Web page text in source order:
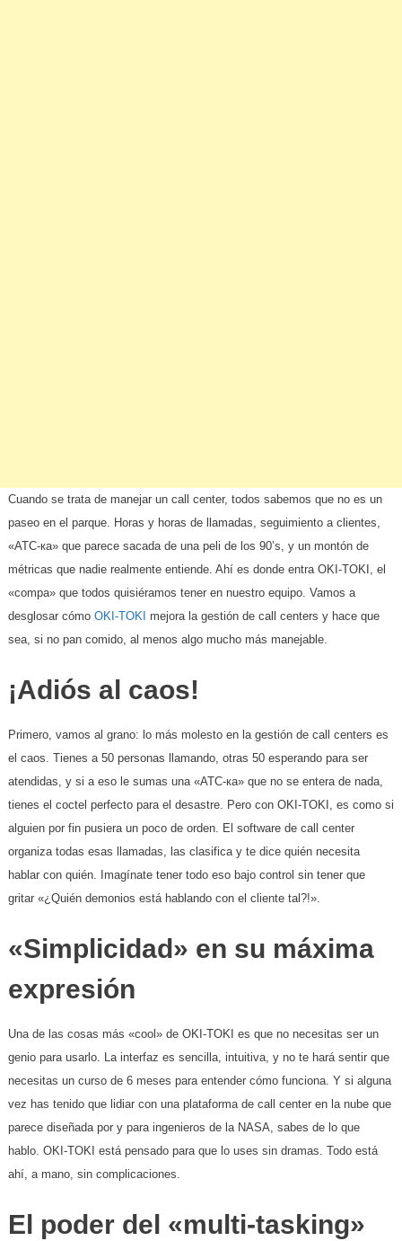
Cuando se trata de manejar un call center, todos sabemos que no es un
paseo en el parque. Horas y horas de llamadas, seguimiento a clientes,
«ATC-ка» que parece sacada de una peli de los 90’s, y un montón de
métricas que nadie realmente entiende. Ahí es donde entra OKI-TOKI, el
«compa» que todos quisiéramos tener en nuestro equipo. Vamos a
desglosar cómo OKI-TOKI mejora la gestión de call centers y hace que
sea, si no pan comido, al menos algo mucho más manejable.
¡Adiós al caos!
Primero, vamos al grano: lo más molesto en la gestión de call centers es
el caos. Tienes a 50 personas llamando, otras 50 esperando para ser
atendidas, y si a eso le sumas una «ATC-ка» que no se entera de nada,
tienes el coctel perfecto para el desastre. Pero con OKI-TOKI, es como si
alguien por fin pusiera un poco de orden. El software de call center
organiza todas esas llamadas, las clasifica y te dice quién necesita
hablar con quién. Imagínate tener todo eso bajo control sin tener que
gritar «¿Quién demonios está hablando con el cliente tal?!».
«Simplicidad» en su máxima
expresión
Una de las cosas más «cool» de OKI-TOKI es que no necesitas ser un
genio para usarlo. La interfaz es sencilla, intuitiva, y no te hará sentir que
necesitas un curso de 6 meses para entender cómo funciona. Y si alguna
vez has tenido que lidiar con una plataforma de call center en la nube que
parece diseñada por y para ingenieros de la NASA, sabes de lo que
hablo. OKI-TOKI está pensado para que lo uses sin dramas. Todo está
ahí, a mano, sin complicaciones.
El poder del «multi-tasking»